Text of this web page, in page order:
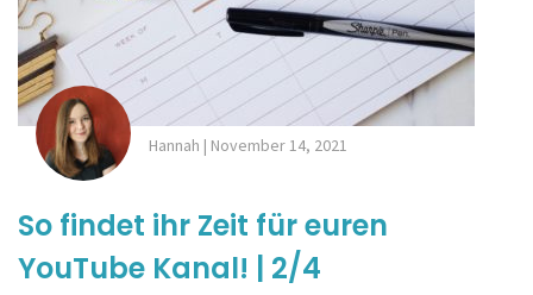
Hannah | November 14, 2021
So findet ihr Zeit für euren
YouTube Kanal! | 2/4